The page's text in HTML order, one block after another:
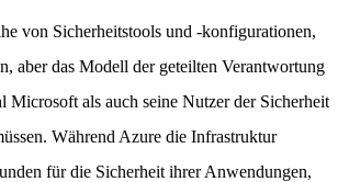
von Sicherheitstools und -konfigurationen,
aber das Modell der geteilten Verantwortung
Microsoft als auch seine Nutzer der Sicherheit
Während Azure die Infrastruktur
für die Sicherheit ihrer Anwendungen,